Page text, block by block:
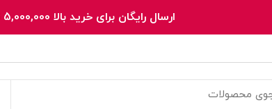
ارسال رایگان برای خرید بالا 5,000,000 تومان